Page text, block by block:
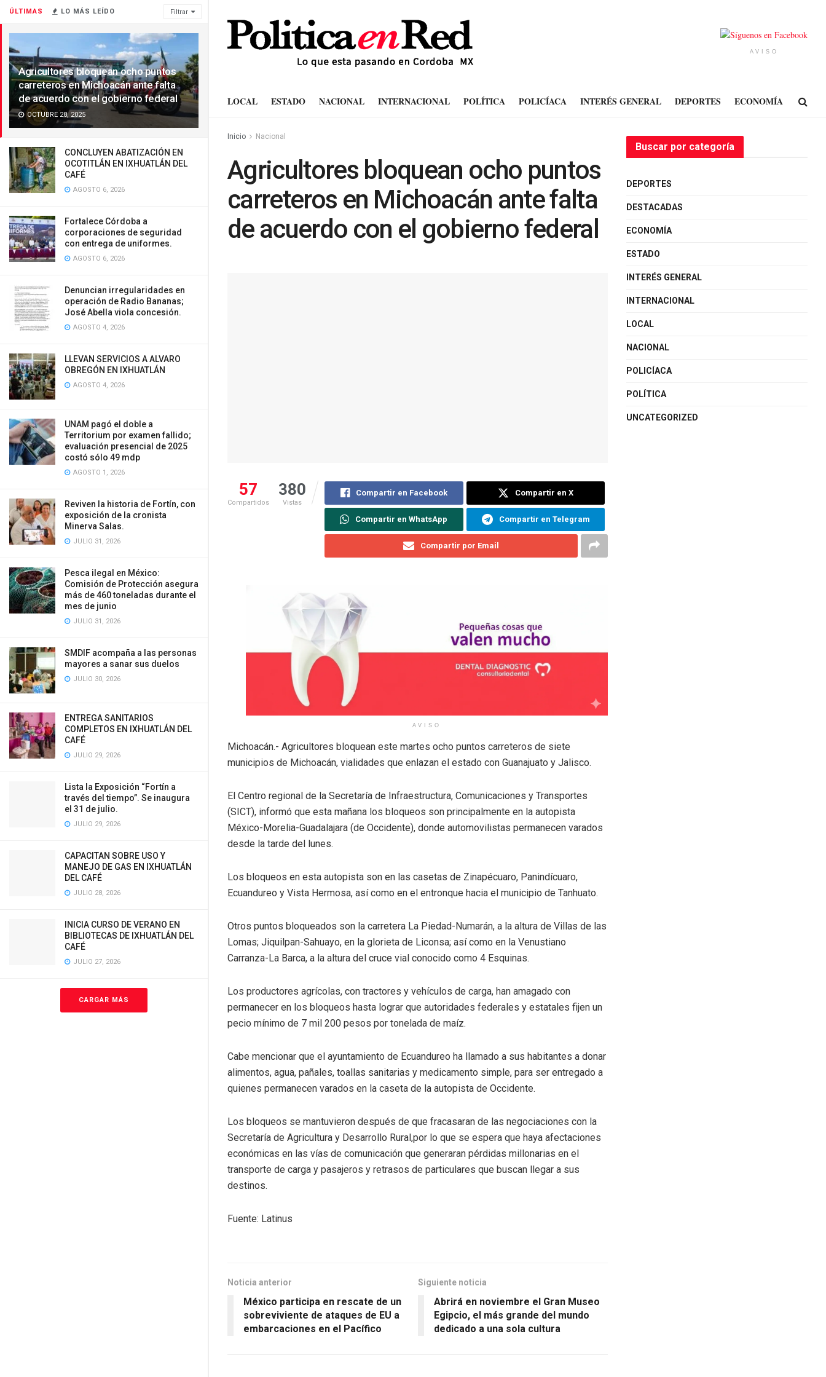
ÚLTIMAS LO MÁS LEÍDO Filtrar
Agricultores bloquean ocho puntos
carreteros en Michoacán ante falta
de acuerdo con el gobierno federal
OCTUBRE 28, 2025
CONCLUYEN ABATIZACIÓN EN
OCOTITLÁN EN IXHUATLÁN DEL
CAFÉ
AGOSTO 6, 2026
Fortalece Córdoba a
corporaciones de seguridad
con entrega de uniformes.
AGOSTO 6, 2026
Denuncian irregularidades en
operación de Radio Bananas;
José Abella viola concesión.
AGOSTO 4, 2026
LLEVAN SERVICIOS A ALVARO
OBREGÓN EN IXHUATLÁN
AGOSTO 4, 2026
UNAM pagó el doble a
Territorium por examen fallido;
evaluación presencial de 2025
costó sólo 49 mdp
AGOSTO 1, 2026
Reviven la historia de Fortín, con
exposición de la cronista
Minerva Salas.
JULIO 31, 2026
Pesca ilegal en México:
Comisión de Protección asegura
más de 460 toneladas durante el
mes de junio
JULIO 31, 2026
SMDIF acompaña a las personas
mayores a sanar sus duelos
JULIO 30, 2026
ENTREGA SANITARIOS
COMPLETOS EN IXHUATLÁN DEL
CAFÉ
JULIO 29, 2026
Lista la Exposición “Fortín a
través del tiempo”. Se inaugura
el 31 de julio.
JULIO 29, 2026
CAPACITAN SOBRE USO Y
MANEJO DE GAS EN IXHUATLÁN
DEL CAFÉ
JULIO 28, 2026
INICIA CURSO DE VERANO EN
BIBLIOTECAS DE IXHUATLÁN DEL
CAFÉ
JULIO 27, 2026
CARGAR MÁS
AVISO
LOCAL ESTADO NACIONAL INTERNACIONAL POLÍTICA POLICÍACA INTERÉS GENERAL DEPORTES ECONOMÍA
Inicio Nacional
Agricultores bloquean ocho puntos
carreteros en Michoacán ante falta
de acuerdo con el gobierno federal
57
Compartidos
380
Vistas
Compartir en Facebook Compartir en X
Compartir en WhatsApp Compartir en Telegram
Compartir por Email
AVISO
Michoacán.- Agricultores bloquean este martes ocho puntos carreteros de siete
municipios de Michoacán, vialidades que enlazan el estado con Guanajuato y Jalisco.
El Centro regional de la Secretaría de Infraestructura, Comunicaciones y Transportes
(SICT), informó que esta mañana los bloqueos son principalmente en la autopista
México-Morelia-Guadalajara (de Occidente), donde automovilistas permanecen varados
desde la tarde del lunes.
Los bloqueos en esta autopista son en las casetas de Zinapécuaro, Panindícuaro,
Ecuandureo y Vista Hermosa, así como en el entronque hacia el municipio de Tanhuato.
Otros puntos bloqueados son la carretera La Piedad-Numarán, a la altura de Villas de las
Lomas; Jiquilpan-Sahuayo, en la glorieta de Liconsa; así como en la Venustiano
Carranza-La Barca, a la altura del cruce vial conocido como 4 Esquinas.
Los productores agrícolas, con tractores y vehículos de carga, han amagado con
permanecer en los bloqueos hasta lograr que autoridades federales y estatales fijen un
pecio mínimo de 7 mil 200 pesos por tonelada de maíz.
Cabe mencionar que el ayuntamiento de Ecuandureo ha llamado a sus habitantes a donar
alimentos, agua, pañales, toallas sanitarias y medicamento simple, para ser entregado a
quienes permanecen varados en la caseta de la autopista de Occidente.
Los bloqueos se mantuvieron después de que fracasaran de las negociaciones con la
Secretaría de Agricultura y Desarrollo Rural,por lo que se espera que haya afectaciones
económicas en las vías de comunicación que generaran pérdidas millonarias en el
transporte de carga y pasajeros y retrasos de particulares que buscan llegar a sus
destinos.
Fuente: Latinus
Noticia anterior
México participa en rescate de un
sobreviviente de ataques de EU a
embarcaciones en el Pacífico
Siguiente noticia
Abrirá en noviembre el Gran Museo
Egipcio, el más grande del mundo
dedicado a una sola cultura
Buscar por categoría
DEPORTES
DESTACADAS
ECONOMÍA
ESTADO
INTERÉS GENERAL
INTERNACIONAL
LOCAL
NACIONAL
POLICÍACA
POLÍTICA
UNCATEGORIZED